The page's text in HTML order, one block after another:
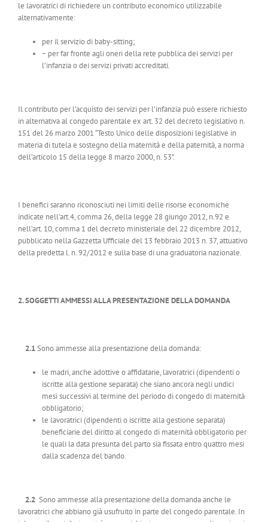
le lavoratrici di richiedere un contributo economico utilizzabile
alternativamente:
per il servizio di baby-sitting;
− per far fronte agli oneri della rete pubblica dei servizi per
l’infanzia o dei servizi privati accreditati.
Il contributo per l’acquisto dei servizi per l’infanzia può essere richiesto
in alternativa al congedo parentale ex art. 32 del decreto legislativo n.
151 del 26 marzo 2001 “Testo Unico delle disposizioni legislative in
materia di tutela e sostegno della maternità e della paternità, a norma
dell’articolo 15 della legge 8 marzo 2000, n. 53”.
I benefici saranno riconosciuti nei limiti delle risorse economiche
indicate nell’art.4, comma 26, della legge 28 giungo 2012, n.92 e
nell’art. 10, comma 1 del decreto ministeriale del 22 dicembre 2012,
pubblicato nella Gazzetta Ufficiale del 13 febbraio 2013 n. 37, attuativo
della predetta l. n. 92/2012 e sulla base di una graduatoria nazionale.
2. SOGGETTI AMMESSI ALLA PRESENTAZIONE DELLA DOMANDA
2.1Sono ammesse alla presentazione della domanda:
le madri, anche adottive o affidatarie, lavoratrici (dipendenti o
iscritte alla gestione separata) che siano ancora negli undici
mesi successivi al termine del periodo di congedo di maternità
obbligatorio;
le lavoratrici (dipendenti o iscritte alla gestione separata)
beneficiarie del diritto al congedo di maternità obbligatorio per
le quali la data presunta del parto sia fissata entro quattro mesi
dalla scadenza del bando.
2.2 Sono ammesse alla presentazione della domanda anche le
lavoratrici che abbiano già usufruito in parte del congedo parentale. In